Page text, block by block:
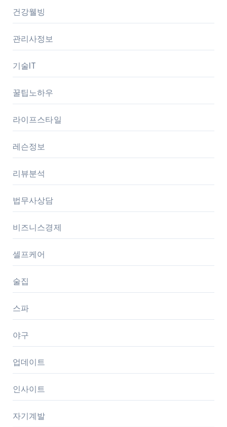
건강웰빙
관리사정보
기술IT
꿀팁노하우
라이프스타일
레슨정보
리뷰분석
법무사상담
비즈니스경제
셀프케어
술집
스파
야구
업데이트
인사이트
자기계발